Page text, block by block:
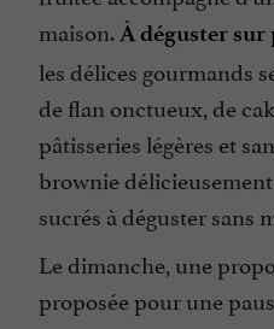
maison.À déguster sur
les délices gourmands
de flan onctueux, de
pâtisseries légères et
brownie
sucrés à déguster sans
Le dimanche, une
proposée pour une